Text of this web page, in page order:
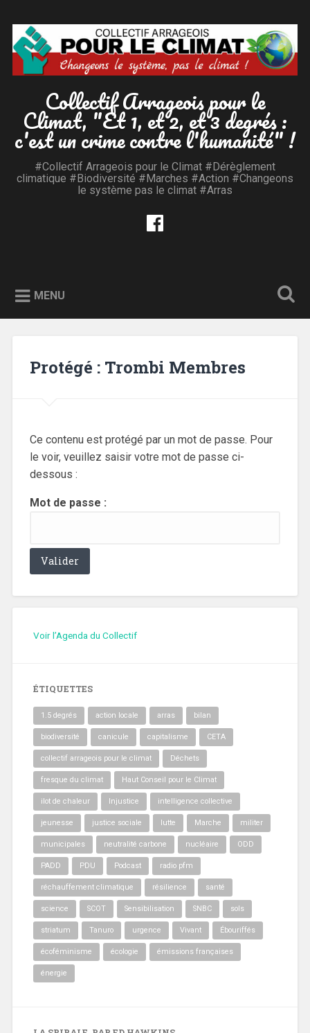
contenu
principal
Recherche
Collectif Arrageois pour le
Climat, "Et 1, et 2, et 3 degrés :
c'est un crime contre l'humanité" !
#Collectif Arrageois pour le Climat #Dérèglement
climatique #Biodiversité #Marches #Action #Changeons
le système pas le climat #Arras
MENU
Protégé : Trombi Membres
Ce contenu est protégé par un mot de passe. Pour
le voir, veuillez saisir votre mot de passe ci-
dessous :
Mot de passe :
Voir l’Agenda du Collectif
ÉTIQUETTES
1.5 degrés action locale arras bilan
biodiversité canicule capitalisme CETA
collectif arrageois pour le climat Déchets
fresque du climat Haut Conseil pour le Climat
ilot de chaleur Injustice intelligence collective
jeunesse justice sociale lutte Marche militer
municipales neutralité carbone nucléaire ODD
PADD PDU Podcast radio pfm
réchauffement climatique résilience santé
science SCOT Sensibilisation SNBC sols
striatum Tanuro urgence Vivant Ébouriffés
écoféminisme écologie émissions françaises
énergie